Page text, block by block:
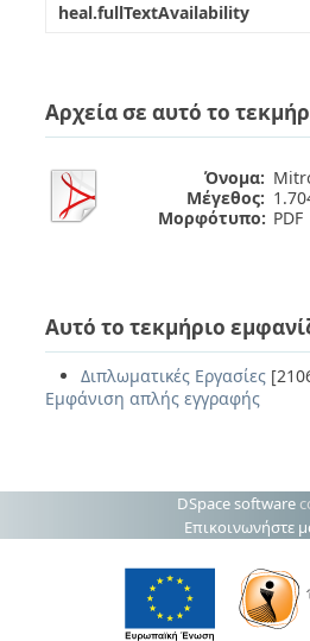
heal.fullTextAvailability
Αρχεία σε αυτό το
Όνομα:
Μέγεθος:
Μορφότυπο: PDF
Αυτό το τεκμήριο
Διπλωματικές Εργασίες
Εμφάνιση απλής εγγραφής
DSpace software
Επικοινωνήστε